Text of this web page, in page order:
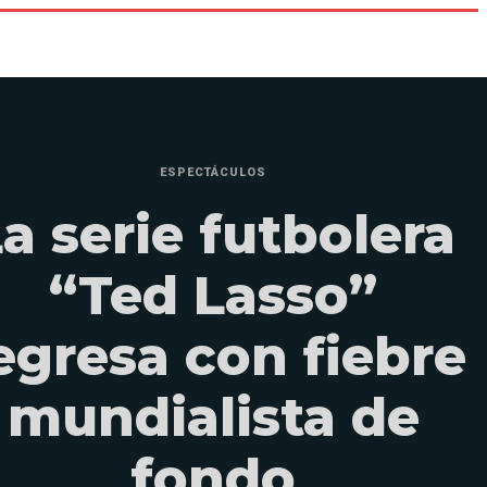
ESPECTÁCULOS
serie futbolera
“Ted Lasso”
con fiebre
mundialista de